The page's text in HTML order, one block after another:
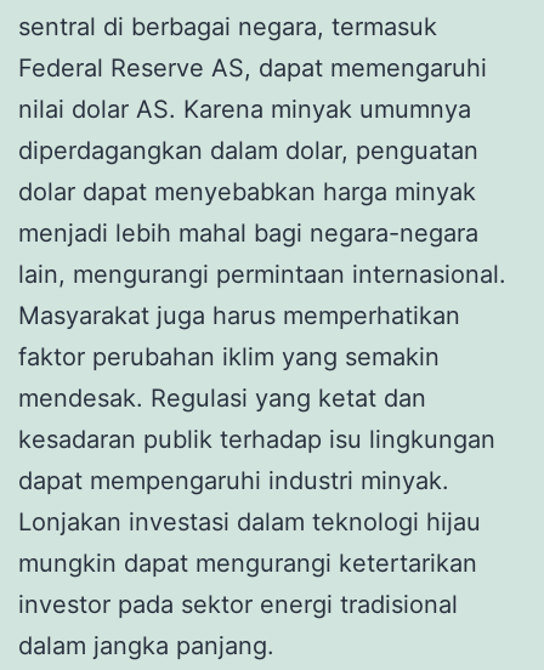
sentral di berbagai negara, termasuk
Federal Reserve AS, dapat memengaruhi
nilai dolar AS. Karena minyak umumnya
diperdagangkan dalam dolar, penguatan
dolar dapat menyebabkan harga minyak
menjadi lebih mahal bagi negara-negara
lain, mengurangi permintaan internasional.
Masyarakat juga harus memperhatikan
faktor perubahan iklim yang semakin
mendesak. Regulasi yang ketat dan
kesadaran publik terhadap isu lingkungan
dapat mempengaruhi industri minyak.
Lonjakan investasi dalam teknologi hijau
mungkin dapat mengurangi ketertarikan
investor pada sektor energi tradisional
dalam jangka panjang.